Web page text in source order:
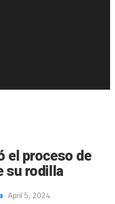
el proceso de
su rodilla
April 5, 2024